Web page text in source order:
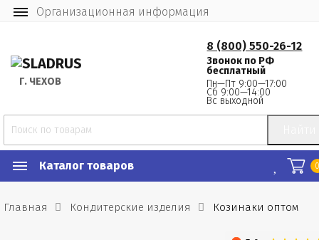
Организационная информация
Г. ЧЕХОВ
8 (800) 550-26-12
Звонок по РФ
бесплатный
Пн—Пт 9:00—17:00
Сб 9:00—14:00
Вс выходной
Каталог товаров
Главная Кондитерские изделия Козинаки оптом